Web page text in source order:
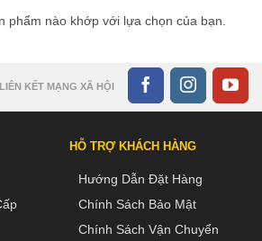
phẩm nào khớp với lựa chọn của bạn.
LIÊN KẾT MẠNG XÃ HỘI
HỖ TRỢ KHÁCH HÀNG
Hướng Dẫn Đặt Hàng
Chính Sách Bảo Mật
Chính Sách Vận Chuyển